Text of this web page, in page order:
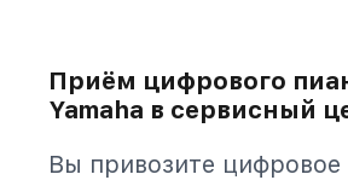
Приём цифрового
Yamaha в сервисный
Вы привозите цифровое